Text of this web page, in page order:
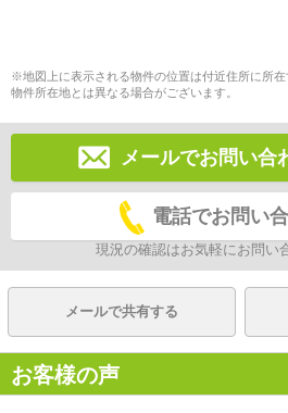
※地図上に表示される物件の位置は付近住所に所
物件所在地とは異なる場合がございます。
メールでお問い合
電話でお問い
現況の確認はお気軽にお問い
メールで共有する
お客様の声